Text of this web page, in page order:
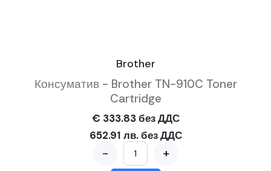
Brother
Консуматив - Brother TN-910C Toner
Cartridge
€ 333.83 без ДДС
652.91 лв. без ДДС
- +